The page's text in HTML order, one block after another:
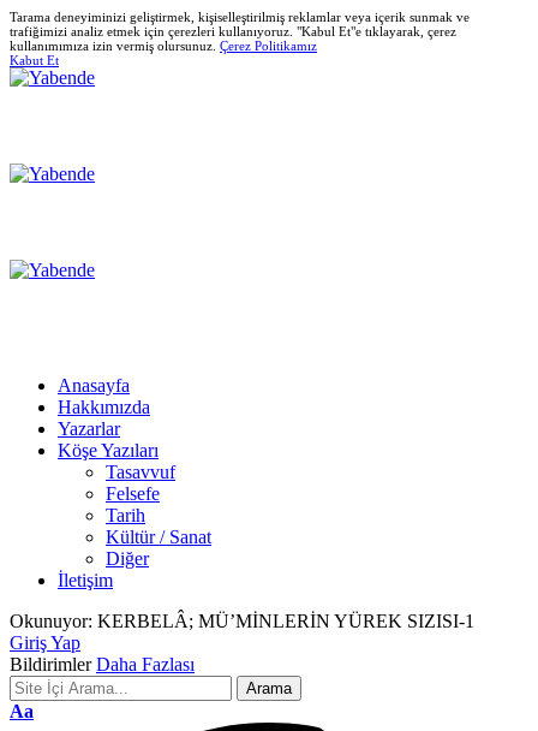
Tarama deneyiminizi geliştirmek, kişiselleştirilmiş reklamlar veya içerik sunmak ve
trafiğimizi analiz etmek için çerezleri kullanıyoruz. "Kabul Et"e tıklayarak, çerez
kullanımımıza izin vermiş olursunuz. Çerez Politikamız
Kabut Et
Anasayfa
Hakkımızda
Yazarlar
Köşe Yazıları
Tasavvuf
Felsefe
Tarih
Kültür / Sanat
Diğer
İletişim
Okunuyor: KERBELÂ; MÜ’MİNLERİN YÜREK SIZISI-1
Giriş Yap
Bildirimler Daha Fazlası
Font
Aa